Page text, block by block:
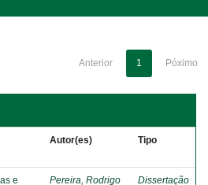
Anterior 1 Póximo
Autor(es) Tipo
e
Pereira, Rodrigo
Dissertação